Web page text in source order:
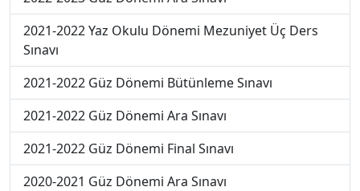
2021-2022 Yaz Okulu Dönemi Mezuniyet Üç Ders
Sınavı
2021-2022 Güz Dönemi Bütünleme Sınavı
2021-2022 Güz Dönemi Ara Sınavı
2021-2022 Güz Dönemi Final Sınavı
2020-2021 Güz Dönemi Ara Sınavı